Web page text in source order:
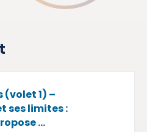
(volet 1) –
ses limites :
...